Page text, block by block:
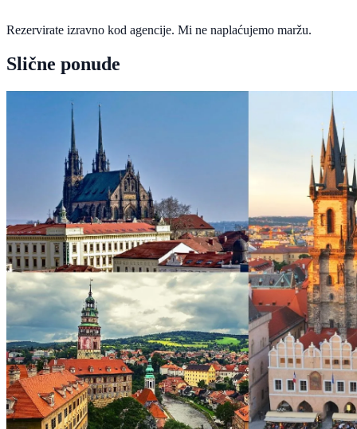
Rezervirate izravno kod agencije. Mi ne naplaćujemo maržu.
Slične ponude